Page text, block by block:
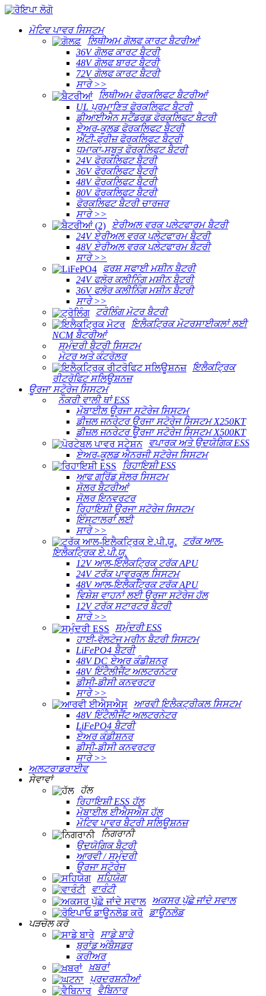
ਮੋਟਿਵ ਪਾਵਰ ਸਿਸਟਮ
ਲਿਥੀਅਮ ਗੋਲਫ ਕਾਰਟ ਬੈਟਰੀਆਂ
36V ਗੋਲਫ ਕਾਰਟ ਬੈਟਰੀ
48V ਗੋਲਫ ਬਾਰਟ ਬੈਟਰੀ
72V ਗੋਲਫ ਕਾਰਟ ਬੈਟਰੀ
ਸਾਰੇ >>
ਲਿਥੀਅਮ ਫੋਰਕਲਿਫਟ ਬੈਟਰੀਆਂ
UL ਪ੍ਰਮਾਣਿਤ ਫੋਰਕਲਿਫਟ ਬੈਟਰੀ
ਡੀਆਈਐਨ ਸਟੈਂਡਰਡ ਫੋਰਕਲਿਫਟ ਬੈਟਰੀ
ਏਅਰ-ਕੂਲਡ ਫੋਰਕਲਿਫਟ ਬੈਟਰੀ
ਐਂਟੀ-ਫ੍ਰੀਜ਼ ਫੋਰਕਲਿਫਟ ਬੈਟਰੀ
ਧਮਾਕਾ-ਸਬੂਤ ਫੋਰਕਲਿਫਟ ਬੈਟਰੀ
24V ਫੋਰਕਲਿਫਟ ਬੈਟਰੀ
36V ਫੋਰਕਲਿਫਟ ਬੈਟਰੀ
48V ਫੋਰਕਲਿਫਟ ਬੈਟਰੀ
80V ਫੋਰਕਲਿਫਟ ਬੈਟਰੀ
ਫੋਰਕਲਿਫਟ ਬੈਟਰੀ ਚਾਰਜਰ
ਸਾਰੇ >>
ਏਰੀਅਲ ਵਰਕ ਪਲੇਟਫਾਰਮ ਬੈਟਰੀ
24V ਏਰੀਅਲ ਵਰਕ ਪਲੇਟਫਾਰਮ ਬੈਟਰੀ
48V ਏਰੀਅਲ ਵਰਕ ਪਲੇਟਫਾਰਮ ਬੈਟਰੀ
ਸਾਰੇ >>
ਫਰਸ਼ ਸਫਾਈ ਮਸ਼ੀਨ ਬੈਟਰੀ
24V ਫਲੋਰ ਕਲੀਨਿੰਗ ਮਸ਼ੀਨ ਬੈਟਰੀ
36V ਫਲੋਰ ਕਲੀਨਿੰਗ ਮਸ਼ੀਨ ਬੈਟਰੀ
ਸਾਰੇ >>
ਟਰੋਲਿੰਗ ਮੋਟਰ ਬੈਟਰੀ
ਇਲੈਕਟ੍ਰਿਕ ਮੋਟਰਸਾਈਕਲਾਂ ਲਈ
NCM ਬੈਟਰੀਆਂ
ਸਮੁੰਦਰੀ ਬੈਟਰੀ ਸਿਸਟਮ
ਮੋਟਰ ਅਤੇ ਕੰਟਰੋਲਰ
ਇਲੈਕਟ੍ਰਿਕ
ਰੀਟਰੋਫਿਟ ਸਲਿਊਸ਼ਨਜ਼
ਊਰਜਾ ਸਟੋਰੇਜ ਸਿਸਟਮ
ਨੌਕਰੀ ਵਾਲੀ ਥਾਂ ESS
ਮੋਬਾਈਲ ਊਰਜਾ ਸਟੋਰੇਜ ਸਿਸਟਮ
ਡੀਜ਼ਲ ਜਨਰੇਟਰ ਊਰਜਾ ਸਟੋਰੇਜ ਸਿਸਟਮ X250KT
ਡੀਜ਼ਲ ਜਨਰੇਟਰ ਊਰਜਾ ਸਟੋਰੇਜ ਸਿਸਟਮ X500KT
ਵਪਾਰਕ ਅਤੇ ਉਦਯੋਗਿਕ ESS
ਏਅਰ-ਕੂਲਡ ਐਨਰਜੀ ਸਟੋਰੇਜ ਸਿਸਟਮ
ਰਿਹਾਇਸ਼ੀ ESS
ਆਫ ਗਰਿੱਡ ਸੋਲਰ ਸਿਸਟਮ
ਸੋਲਰ ਬੈਟਰੀਆਂ
ਸੋਲਰ ਇਨਵਰਟਰ
ਰਿਹਾਇਸ਼ੀ ਊਰਜਾ ਸਟੋਰੇਜ ਸਿਸਟਮ
ਇੰਸਟਾਲਰਾਂ ਲਈ
ਸਾਰੇ >>
ਟਰੱਕ ਆਲ-
ਇਲੈਕਟ੍ਰਿਕ ਏ.ਪੀ.ਯੂ.
12V ਆਲ-ਇਲੈਕਟ੍ਰਿਕ ਟਰੱਕ APU
24V ਟਰੱਕ ਪਾਵਰਕੂਲ ਸਿਸਟਮ
48V ਆਲ-ਇਲੈਕਟ੍ਰਿਕ ਟਰੱਕ APU
ਵਿਸ਼ੇਸ਼ ਵਾਹਨਾਂ ਲਈ ਊਰਜਾ ਸਟੋਰੇਜ ਹੱਲ
12V ਟਰੱਕ ਸਟਾਰਟਰ ਬੈਟਰੀ
ਸਾਰੇ >>
ਸਮੁੰਦਰੀ ESS
ਹਾਈ-ਵੋਲਟੇਜ ਮਰੀਨ ਬੈਟਰੀ ਸਿਸਟਮ
LiFePO4 ਬੈਟਰੀ
48V DC ਏਅਰ ਕੰਡੀਸ਼ਨਰ
48V ਇੰਟੈਲੀਜੈਂਟ ਅਲਟਰਨੇਟਰ
ਡੀਸੀ-ਡੀਸੀ ਕਨਵਰਟਰ
ਸਾਰੇ >>
ਆਰਵੀ ਇਲੈਕਟ੍ਰੀਕਲ ਸਿਸਟਮ
48V ਇੰਟੈਲੀਜੈਂਟ ਅਲਟਰਨੇਟਰ
LiFePO4 ਬੈਟਰੀ
ਏਅਰ ਕੰਡੀਸ਼ਨਰ
ਡੀਸੀ-ਡੀਸੀ ਕਨਵਰਟਰ
ਸਾਰੇ >>
ਅਲਟਰਾਡਰਾਈਵ
ਸੇਵਾਵਾਂ
ਹੱਲ
ਰਿਹਾਇਸ਼ੀ ESS ਹੱਲ
ਮੋਬਾਈਲ ਈਐਸਐਸ ਹੱਲ
ਮੋਟਿਵ ਪਾਵਰ ਬੈਟਰੀ ਸਲਿਊਸ਼ਨਜ਼
ਨਿਗਰਾਨੀ
ਉਦਯੋਗਿਕ ਬੈਟਰੀ
ਆਰਵੀ / ਸਮੁੰਦਰੀ
ਊਰਜਾ ਸਟੋਰੇਜ
ਸਹਿਯੋਗ
ਵਾਰੰਟੀ
ਅਕਸਰ ਪੁੱਛੇ ਜਾਂਦੇ ਸਵਾਲ
ਡਾਊਨਲੋਡ
ਪੜਚੋਲ ਕਰੋ
ਸਾਡੇ ਬਾਰੇ
ਬ੍ਰਾਂਡ ਅੰਬੈਸਡਰ
ਕਰੀਅਰ
ਖ਼ਬਰਾਂ
ਪ੍ਰਦਰਸ਼ਨੀਆਂ
ਵੈਬਿਨਾਰ